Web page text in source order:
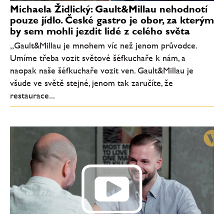
Michaela Židlický: Gault&Millau nehodnotí
pouze jídlo. České gastro je obor, za kterým
by sem mohli jezdit lidé z celého světa
„Gault&Millau je mnohem víc než jenom průvodce.
Umíme třeba vozit světové šéfkuchaře k nám, a
naopak naše šéfkuchaře vozit ven. Gault&Millau je
všude ve světě stejné, jenom tak zaručíte, že
restaurace...